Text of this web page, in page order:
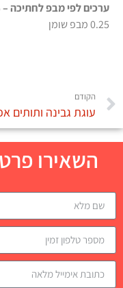
ערכים לפי מבפ לחתיכה –
0.25 מבפ שומן
הקודם
עוגת גבינה ותותים
השאירו